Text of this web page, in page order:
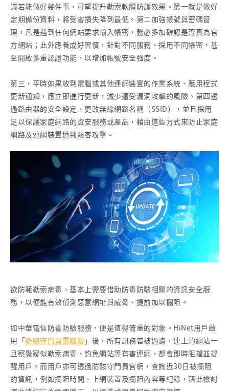
議若能做好幾件事，可望提升勒索軟體防護效果。第一就是做好
定期備份資料，將受害損失降到最低。第二加強帳號與密碼管
理，凡是遇到任何網站要求輸入帳密，務必多加確認是否真為官
方網站；此外應養成好習慣，針對不同服務、採用不同帳密，甚
至開啟多重認證功能，以增加帳號安全強度。
第三，平時如果收到電腦或其他連網裝置的作業系統、應用程式
更新通知，應立即進行更新，減少遭受漏洞攻擊的風險。第四透
過路由器的安全設定、更改無線網路名稱（SSID），並且採用
足以保護家庭網路的資安服務或產品，藉由這些方式來防止家庭
網路及連網裝置遭到駭客攻擊。
欲防範勒索病毒，基本上需要借助防毒防駭相關的資訊安全服
務，以便能有效偵測惡意網址與威脅、提前加以攔阻。
如中華電信防毒防駭服務，便是值得倚重的對象。HiNet用戶啟
用「防駭守門員電腦版 」後，所有訊務皆被過濾，連上的網站一
旦察覺疑似勒索病毒、釣魚網站等有害連網，都會即時阻擋並提
醒用戶。而用戶亦可透過防駭守門員官網，查詢近30日被攔阻
的資訊，例如攔阻時間、上網裝置及攔阻內容等紀錄，藉此檢討